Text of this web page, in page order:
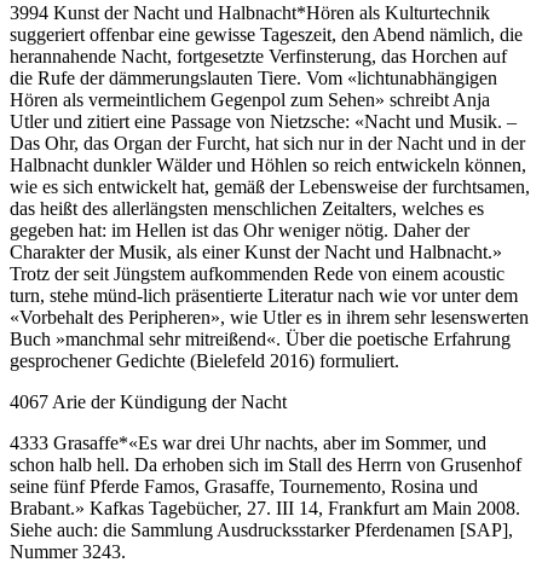
3994 Kunst der Nacht und Halbnacht*Hören als Kulturtechnik
suggeriert offenbar eine gewisse Tageszeit, den Abend nämlich, die
herannahende Nacht, fortgesetzte Verfinsterung, das Horchen auf
die Rufe der dämmerungslauten Tiere. Vom «lichtunabhängigen
Hören als vermeintlichem Gegenpol zum Sehen» schreibt Anja
Utler und zitiert eine Passage von Nietzsche: «Nacht und Musik. –
Das Ohr, das Organ der Furcht, hat sich nur in der Nacht und in der
Halbnacht dunkler Wälder und Höhlen so reich entwickeln können,
wie es sich entwickelt hat, gemäß der Lebensweise der furchtsamen,
das heißt des allerlängsten menschlichen Zeitalters, welches es
gegeben hat: im Hellen ist das Ohr weniger nötig. Daher der
Charakter der Musik, als einer Kunst der Nacht und Halbnacht.»
Trotz der seit Jüngstem aufkommenden Rede von einem acoustic
turn, stehe münd-lich präsentierte Literatur nach wie vor unter dem
«Vorbehalt des Peripheren», wie Utler es in ihrem sehr lesenswerten
Buch »manchmal sehr mitreißend«. Über die poetische Erfahrung
gesprochener Gedichte (Bielefeld 2016) formuliert.
4067 Arie der Kündigung der Nacht
4333 Grasaffe*«Es war drei Uhr nachts, aber im Sommer, und
schon halb hell. Da erhoben sich im Stall des Herrn von Grusenhof
seine fünf Pferde Famos, Grasaffe, Tournemento, Rosina und
Brabant.» Kafkas Tagebücher, 27. III 14, Frankfurt am Main 2008.
Siehe auch: die Sammlung Ausdrucksstarker Pferdenamen [SAP],
Nummer 3243.